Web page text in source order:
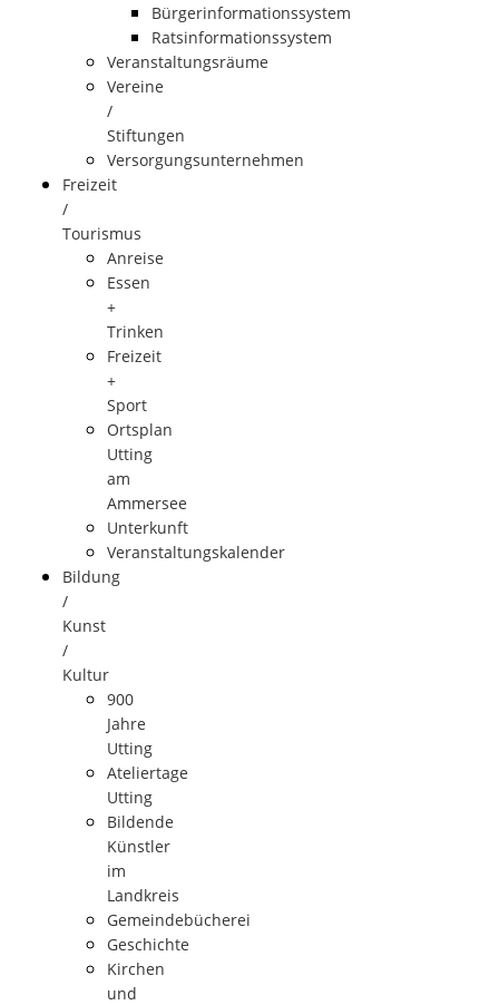
Bürgerinformationssystem
Ratsinformationssystem
Veranstaltungsräume
Vereine
/
Stiftungen
Versorgungsunternehmen
Freizeit
/
Tourismus
Anreise
Essen
+
Trinken
Freizeit
+
Sport
Ortsplan
Utting
am
Ammersee
Unterkunft
Veranstaltungskalender
Bildung
/
Kunst
/
Kultur
900
Jahre
Utting
Ateliertage
Utting
Bildende
Künstler
im
Landkreis
Gemeindebücherei
Geschichte
Kirchen
und